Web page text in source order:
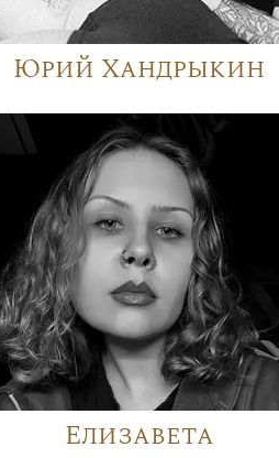
Юрий Хандрыкин
Елизавета